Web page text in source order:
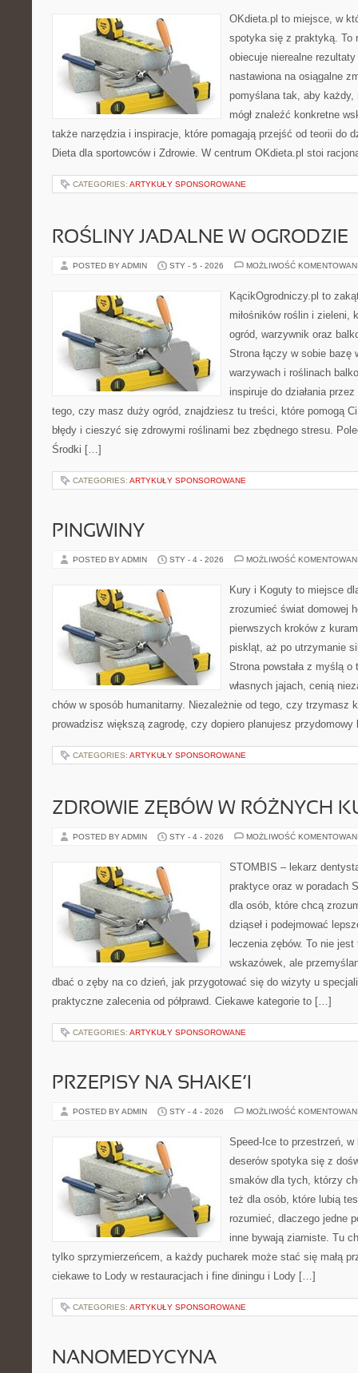
OKdieta.pl to miejsce, w
spotyka się z praktyką. To
obiecuje nierealne
nastawiona na osiągalne
pomyślana tak, aby
mógł znaleźć konkretne
także narzędzia i inspiracje, które pomagają przejść od teorii do
Dieta dla sportowców i Zdrowie. W centrum OKdieta.pl stoi
CATEGORIES: ARTYKUŁY SPONSOROWANE
ROŚLINY JADALNE W OGRODZIE
POSTED BY ADMIN STY - 5 - 2026 MOŻLIWOŚĆ
KącikOgrodniczy.pl to
miłośników roślin i zieleni,
ogród, warzywnik oraz
Strona łączy w sobie bazę
warzywach i roślinach
inspiruje do działania
tego, czy masz duży ogród, znajdziesz tu treści, które pomogą
błędy i cieszyć się zdrowymi roślinami bez zbędnego stresu.
Środki […]
CATEGORIES: ARTYKUŁY SPONSOROWANE
PINGWINY
POSTED BY ADMIN STY - 4 - 2026 MOŻLIWOŚĆ
Kury i Koguty to miejsce
zrozumieć świat domowej
pierwszych kroków z
piskląt, aż po utrzymanie
Strona powstała z myślą
własnych jajach, cenią
chów w sposób humanitarny. Niezależnie od tego, czy trzymasz
prowadzisz większą zagrodę, czy dopiero planujesz
CATEGORIES: ARTYKUŁY SPONSOROWANE
ZDROWIE ZĘBÓW W RÓŻNYCH
POSTED BY ADMIN STY - 4 - 2026 MOŻLIWOŚĆ
STOMBIS – lekarz
praktyce oraz w poradach
dla osób, które chcą
dziąseł i podejmować
leczenia zębów. To nie
wskazówek, ale
dbać o zęby na co dzień, jak przygotować się do wizyty u
praktyczne zalecenia od półprawd. Ciekawe kategorie to […]
CATEGORIES: ARTYKUŁY SPONSOROWANE
PRZEPISY NA SHAKE’I
POSTED BY ADMIN STY - 4 - 2026 MOŻLIWOŚĆ
Speed-Ice to przestrzeń,
deserów spotyka się z
smaków dla tych, którzy
też dla osób, które lubią
rozumieć, dlaczego jedne
inne bywają ziarniste. Tu
tylko sprzymierzeńcem, a każdy pucharek może stać się małą
ciekawe to Lody w restauracjach i fine diningu i Lody […]
CATEGORIES: ARTYKUŁY SPONSOROWANE
NANOMEDYCYNA